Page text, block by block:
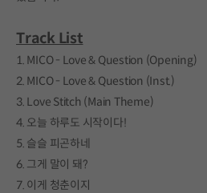
Track List
1. MICO - Love & Question (Opening)
2. MICO - Love & Question (Inst.)
3. Love Stitch (Main Theme)
4. 오늘 하루도 시작이다!
5. 슬슬 피곤하네
6. 그게 말이 돼?
7. 이게 청춘이지